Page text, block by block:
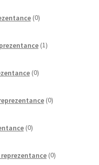
0izdelkov
1izdelek
0izdelkov
0izdelkov
0izdelkov
0izdelkov